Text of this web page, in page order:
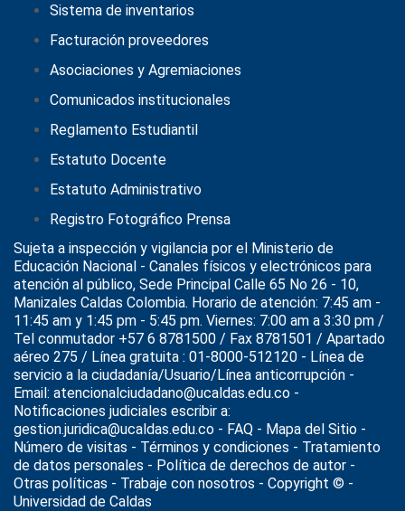
Sistema de inventarios
Facturación proveedores
Asociaciones y Agremiaciones
Comunicados institucionales
Reglamento Estudiantil
Estatuto Docente
Estatuto Administrativo
Registro Fotográfico Prensa
Sujeta a inspección y vigilancia por el Ministerio de
Educación Nacional - Canales físicos y electrónicos para
atención al público, Sede Principal Calle 65 No 26 - 10,
Manizales Caldas Colombia. Horario de atención: 7:45 am -
11:45 am y 1:45 pm - 5:45 pm. Viernes: 7:00 am a 3:30 pm /
Tel conmutador +57 6 8781500 / Fax 8781501 / Apartado
aéreo 275 / Línea gratuita : 01-8000-512120 - Línea de
servicio a la ciudadanía/Usuario/Línea anticorrupción -
Email: atencionalciudadano@ucaldas.edu.co -
Notificaciones judiciales escribir a:
gestion.juridica@ucaldas.edu.co - FAQ - Mapa del Sitio -
Número de visitas - Términos y condiciones - Tratamiento
de datos personales - Política de derechos de autor -
Otras políticas - Trabaje con nosotros - Copyright © -
Universidad de Caldas